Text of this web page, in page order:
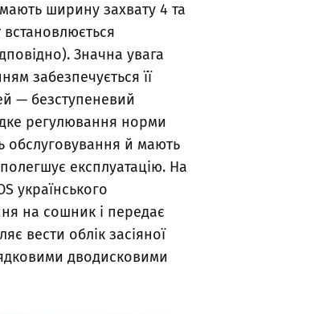
мають ширину захвату 4 та
встановлюється
Значна увага
забезпечується її
— безступеневий
регулювання норми
обслуговування й мають
експлуатацію. На
українського
на сошник і передає
вести облік засіяної
дводисковими